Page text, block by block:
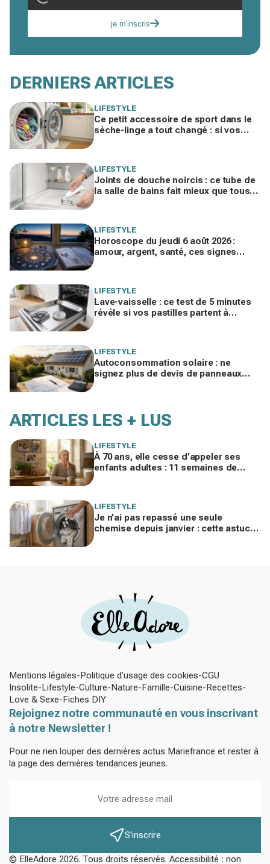
je m'inscris
DERNIERS ARTICLES
LIFESTYLE
Ce petit accessoire de sport dans le
sèche-linge a tout changé : si vos
LIFESTYLE
Joints de douche noircis : ce tube de
la salle de bains fait mieux que tous
LIFESTYLE
Horoscope du jeudi 6 août 2026 :
amour, argent, santé, ces signes
LIFESTYLE
Lave-vaisselle : ce test de 5 minutes
révèle si vos pastilles partent à
LIFESTYLE
Autoconsommation solaire : ne
signez plus de devis de panneaux
ARTICLES LES + LUS
LIFESTYLE
À 70 ans, elle cesse d’appeler ses
enfants adultes : 11 semaines de
LIFESTYLE
Je n’ai pas repassé une seule
chemise depuis janvier : cette astuce
Mentions légales Politique d’usage des cookies CGU
Insolite Lifestyle Culture Nature Famille Cuisine Recettes
Love & Sexe Fiches DIY
Rejoignez notre communauté en vous inscrivant
à notre Newsletter !
Pour ne rien louper des dernières actus Mariefrance et rester à
la page des dernières tendances jeunes.
S'inscrire
© ElleAdore 2026. Tous droits réservés. Accessibilité : non